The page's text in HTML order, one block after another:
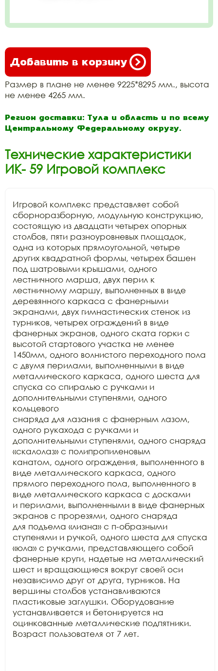
Добавить в корзину
Размер в плане не менее 9225*8295 мм., высота
не менее 4265 мм.
Регион доставки: Тула и область и по всему
Центральному Федеральному округу.
Технические характеристики
ИК- 59 Игровой комплекс
Игровой комплекс представляет собой
сборноразборную, модульную конструкцию,
состоящую из двадцати четырех опорных
столбов, пяти разноуровневых площадок,
одна из которых прямоугольной, четыре
других квадратной формы, четырех башен
под шатровыми крышами, одного
лестничного марша, двух перил к
лестничному маршу, выполненных в виде
деревянного каркаса с фанерными
экранами, двух гимнастических стенок из
турников, четырех ограждений в виде
фанерных экранов, одного ската горки с
высотой стартового участка не менее
1450мм, одного волнистого переходного пола
с двумя перилами, выполненными в виде
металлического каркаса, одного шеста для
спуска со спиралью с ручками и
дополнительными ступенями, одного
кольцевого
снаряда для лазания с фанерным лазом,
одного рукахода с ручками и
дополнительными ступенями, одного снаряда
«скалолаз» с полипропиленовым
канатом, одного ограждения, выполненного в
виде металлического каркаса, одного
прямого переходного пола, выполненного в
виде металлического каркаса с досками
и перилами, выполненными в виде фанерных
экранов с прорезями, одного снаряда
для подъема «лиана» с п-образными
ступенями и ручкой, одного шеста для спуска
«юла» с ручками, представляющего собой
фанерные круги, надетые на металлический
шест и вращающиеся вокруг своей оси
независимо друг от друга, турников. На
вершины столбов устанавливаются
пластиковые заглушки. Оборудование
устанавливается и бетонируется на
оцинкованные металлические подпятники.
Возраст пользователя от 7 лет.